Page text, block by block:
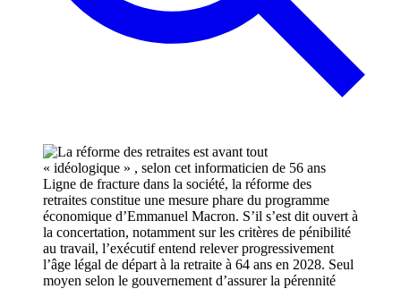
Ligne de fracture dans la société, la réforme des
retraites constitue une mesure phare du programme
économique d’Emmanuel Macron. S’il s’est dit ouvert à
la concertation, notamment sur les critères de pénibilité
au travail, l’exécutif entend relever progressivement
l’âge légal de départ à la retraite à 64 ans en 2028. Seul
moyen selon le gouvernement d’assurer la pérennité